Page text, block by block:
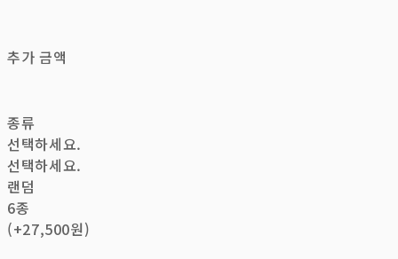
추가 금액
종류
선택하세요.
선택하세요.
랜덤
6종
(+27,500원)